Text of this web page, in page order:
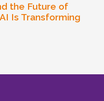
the Future of
Is Transforming